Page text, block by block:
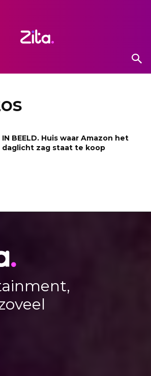
IN BEELD. Huis waar Amazon het
daglicht zag staat te koop